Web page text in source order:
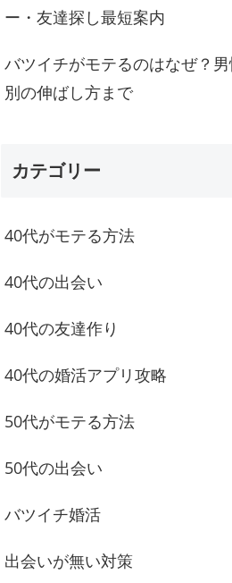
ー・友達探し最短案内
バツイチがモテるのはなぜ？
別の伸ばし方まで
カテゴリー
40代がモテる方法
40代の出会い
40代の友達作り
40代の婚活アプリ攻略
50代がモテる方法
50代の出会い
バツイチ婚活
出会いが無い対策